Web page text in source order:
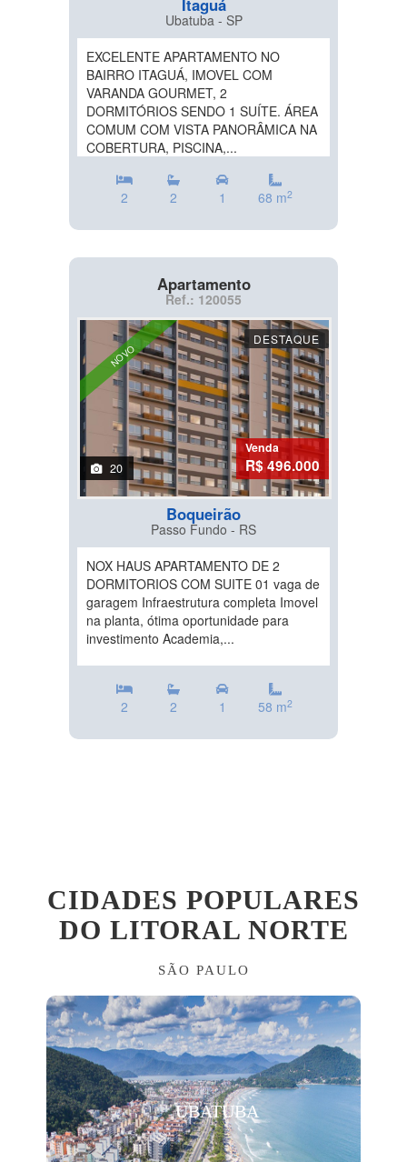
Itaguá
Ubatuba - SP
EXCELENTE APARTAMENTO NO
BAIRRO ITAGUÁ, IMOVEL COM
VARANDA GOURMET, 2
DORMITÓRIOS SENDO 1 SUÍTE. ÁREA
COMUM COM VISTA PANORÂMICA NA
COBERTURA, PISCINA,...
2 2 1 68 m2
Apartamento
Ref.: 120055
NOVO
DESTAQUE
20
Venda
R$ 496.000
Boqueirão
Passo Fundo - RS
NOX HAUS APARTAMENTO DE 2
DORMITORIOS COM SUITE 01 vaga de
garagem Infraestrutura completa Imovel
na planta, ótima oportunidade para
investimento Academia,...
2 2 1 58 m2
CIDADES POPULARES
DO LITORAL NORTE
SÃO PAULO
UBATUBA